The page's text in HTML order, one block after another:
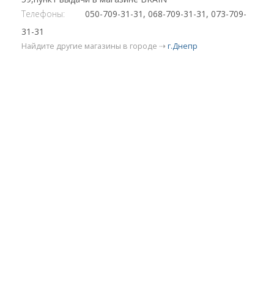
Телефоны:
050-709-31-31, 068-709-31-31, 073-709-
31-31
Найдите другие магазины в городе ⇢ г.Днепр